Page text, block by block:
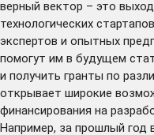
верный вектор – это
технологических
экспертов и опытных
помогут им в будущем
и получить гранты по
открывает широкие
финансирования на
Например, за прошлый год